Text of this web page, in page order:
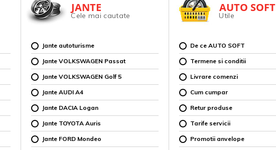
JANTE
Cele mai cautate
Jante autoturisme
Jante VOLKSWAGEN Passat
Jante VOLKSWAGEN Golf 5
Jante AUDI A4
Jante DACIA Logan
Jante TOYOTA Auris
Jante FORD Mondeo
AUTO SOFT
Utile
De ce AUTO SOFT
Termene si conditii
Livrare comenzi
Cum cumpar
Retur produse
Tarife servicii
Promotii anvelope